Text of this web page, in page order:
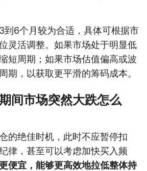
到6个月较为合适，具体可根据市
灵活调整。如果市场处于明显低
短周期；如果市场估值偏高或波
期，以获取更平滑的筹码成本。
间市场突然大跌怎么
的绝佳时机，此时不应暂停扣
律，甚至可以考虑加快买入频
便宜，能够更高效地拉低整体持